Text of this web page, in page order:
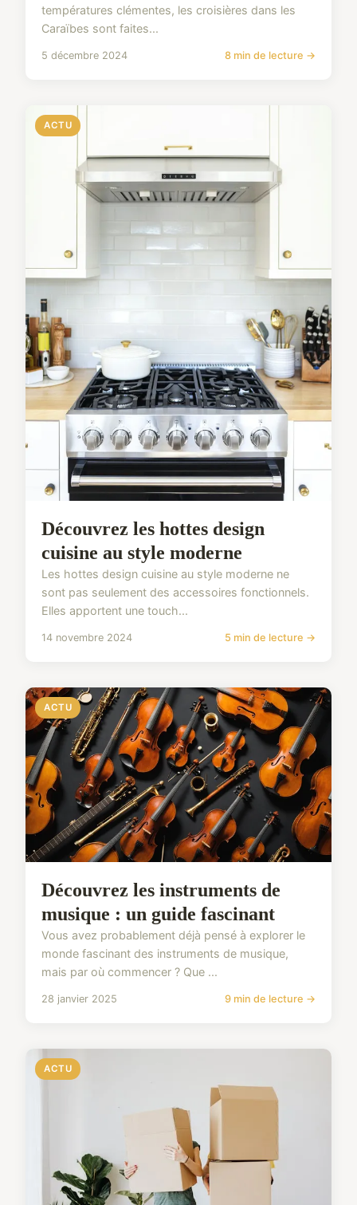
températures clémentes, les croisières dans les
Caraïbes sont faites...
5 décembre 2024 8 min de lecture →
ACTU
Découvrez les hottes design
cuisine au style moderne
Les hottes design cuisine au style moderne ne
sont pas seulement des accessoires fonctionnels.
Elles apportent une touch...
14 novembre 2024 5 min de lecture →
ACTU
Découvrez les instruments de
musique : un guide fascinant
Vous avez probablement déjà pensé à explorer le
monde fascinant des instruments de musique,
mais par où commencer ? Que ...
28 janvier 2025 9 min de lecture →
ACTU